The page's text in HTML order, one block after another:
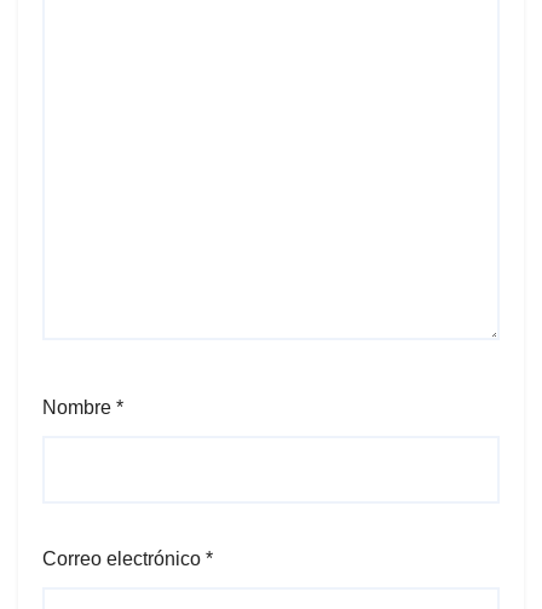
Nombre *
Correo electrónico *